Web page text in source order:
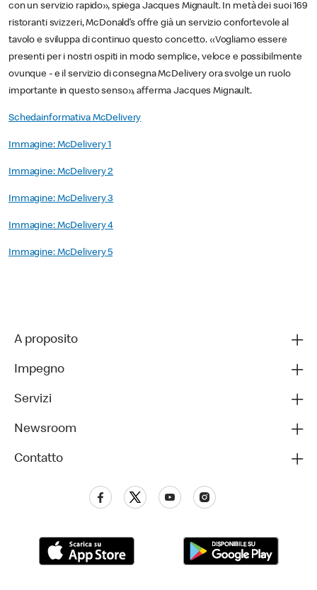
con un servizio rapido», spiega Jacques Mignault. In metà dei suoi 169
ristoranti svizzeri, McDonald’s offre già un servizio confortevole al
tavolo e sviluppa di continuo questo concetto. «Vogliamo essere
presenti per i nostri ospiti in modo semplice, veloce e possibilmente
ovunque - e il servizio di consegna McDelivery ora svolge un ruolo
importante in questo senso», afferma Jacques Mignault.
Schedainformativa McDelivery
Immagine: McDelivery 1
Immagine: McDelivery 2
Immagine: McDelivery 3
Immagine: McDelivery 4
Immagine: McDelivery 5
A proposito
Impegno
Servizi
Newsroom
Contatto